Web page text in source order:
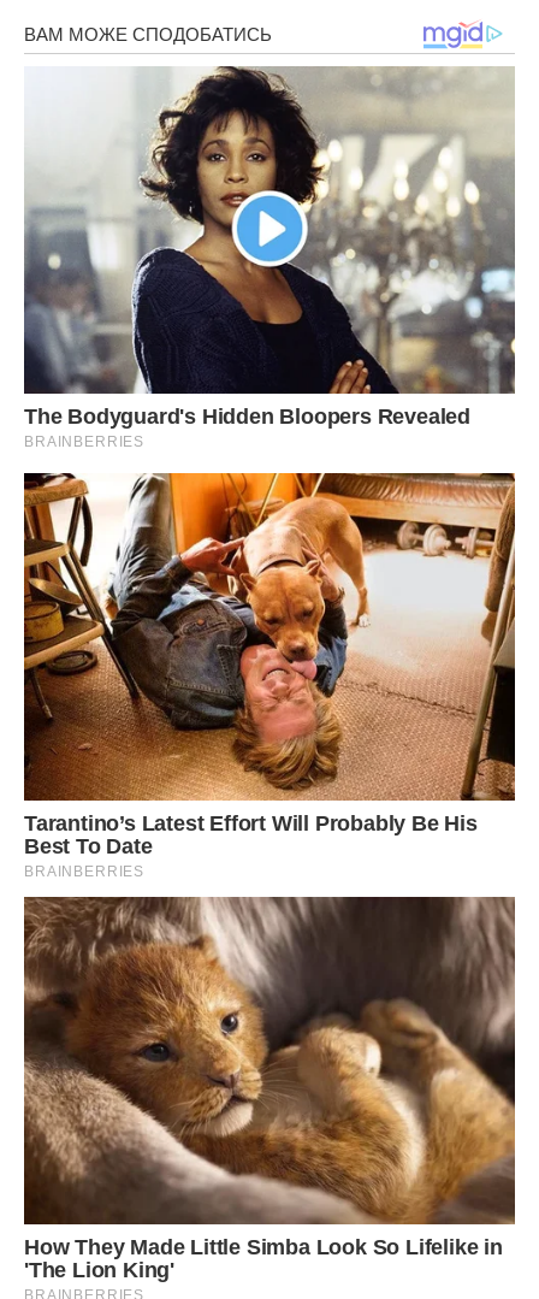
Я чула “ваша мама” частіше, ніж власне ім’я.
Одного дня я приїхала після роботи й побачила, що на
стіні викладена плитка, яку я не вибирала.
— Це що? — спитала я.
Пані Надія стояла гордо.
— Нормальна плитка. Практична. Не те, що ти хотіла, біле
й стерильне.
— Я замовила іншу.
— Твоя була як у лікарняному кабінеті.
— Мені вона подобалася.
— Іванно, ти ще молода. Ти не розумієш, що гарно на
картинці, не завжди добре в житті.
— А ви вирішили за мене?
— Я врятувала вас від помилки.
Марко, який стояв поруч, тільки сказав: